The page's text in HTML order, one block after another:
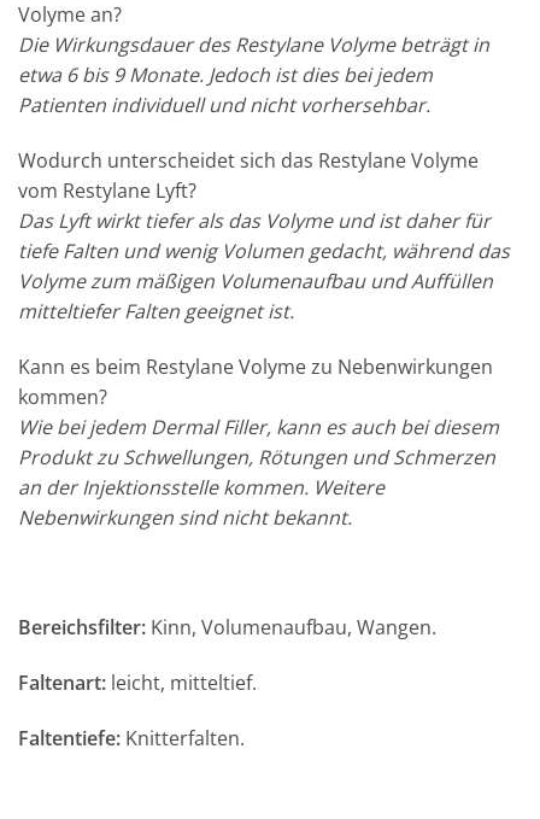
Volyme an?
Die Wirkungsdauer des Restylane Volyme beträgt in
etwa 6 bis 9 Monate. Jedoch ist dies bei jedem
Patienten individuell und nicht vorhersehbar.
Wodurch unterscheidet sich das Restylane Volyme
vom Restylane Lyft?
Das Lyft wirkt tiefer als das Volyme und ist daher für
tiefe Falten und wenig Volumen gedacht, während das
Volyme zum mäßigen Volumenaufbau und Auffüllen
mitteltiefer Falten geeignet ist.
Kann es beim Restylane Volyme zu Nebenwirkungen
kommen?
Wie bei jedem Dermal Filler, kann es auch bei diesem
Produkt zu Schwellungen, Rötungen und Schmerzen
an der Injektionsstelle kommen. Weitere
Nebenwirkungen sind nicht bekannt.
Bereichsfilter: Kinn, Volumenaufbau, Wangen.
Faltenart: leicht, mitteltief.
Faltentiefe: Knitterfalten.